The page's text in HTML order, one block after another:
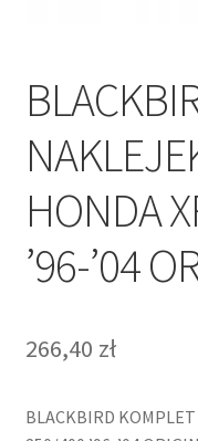
HONDA
’96-’04
266,40 zł
BLACKBIRD